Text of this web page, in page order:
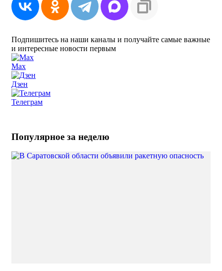
Подпишитесь на наши каналы и получайте самые важные
и интересные новости первым
Max
Дзен
Телеграм
Популярное за неделю